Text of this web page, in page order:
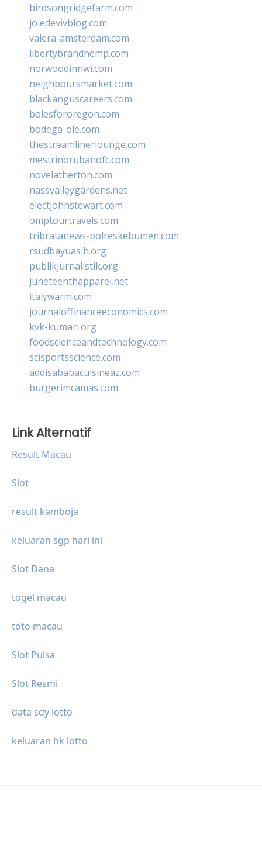
birdsongridgefarm.com
joiedevivblog.com
valera-amsterdam.com
libertybrandhemp.com
norwoodinnwi.com
neighboursmarket.com
blackanguscareers.com
bolesfororegon.com
bodega-ole.com
thestreamlinerlounge.com
mestrinorubanofc.com
novelatherton.com
nassvalleygardens.net
electjohnstewart.com
omptourtravels.com
tribratanews-polreskebumen.com
rsudbayuasih.org
publikjurnalistik.org
juneteenthapparel.net
italywarm.com
journaloffinanceeconomics.com
kvk-kumari.org
foodscienceandtechnology.com
scisportsscience.com
addisababacuisineaz.com
burgerimcamas.com
Link Alternatif
Result Macau
Slot
result kamboja
keluaran sgp hari ini
Slot Dana
togel macau
toto macau
Slot Pulsa
Slot Resmi
data sdy lotto
keluaran hk lotto